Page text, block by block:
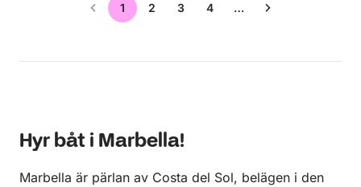
1 2 3 4 …
Hyr båt i Marbella!
Marbella är pärlan av Costa del Sol, belägen i den